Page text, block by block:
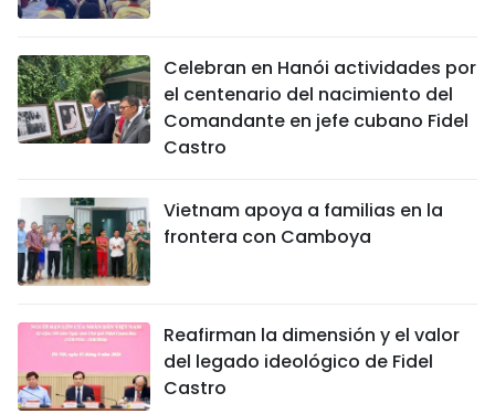
Celebran en Hanói actividades por
el centenario del nacimiento del
Comandante en jefe cubano Fidel
Castro
Vietnam apoya a familias en la
frontera con Camboya
Reafirman la dimensión y el valor
del legado ideológico de Fidel
Castro